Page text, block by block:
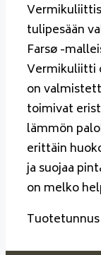
tulipesään
Farsø -
Vermikuliitti
on
toimivat
lämmön
erittäin
ja suojaa
on melko
Tuotetunnus